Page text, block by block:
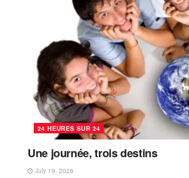
24 HEURES SUR 24
Une journée, trois destins
July 19, 2026